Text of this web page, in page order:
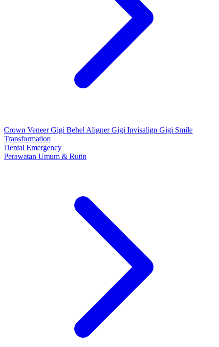
Crown Veneer Gigi Behel Aligner Gigi Invisalign Gigi Smile
Transformation
Dental Emergency
Perawatan Umum & Rutin